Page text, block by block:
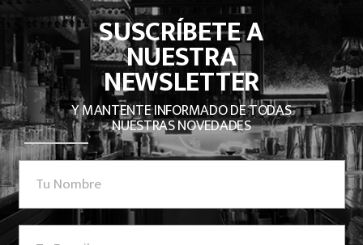
SUSCRÍBETE A
NUESTRA
NEWSLETTER
Y MANTENTE INFORMADO DE TODAS
NUESTRAS NOVEDADES